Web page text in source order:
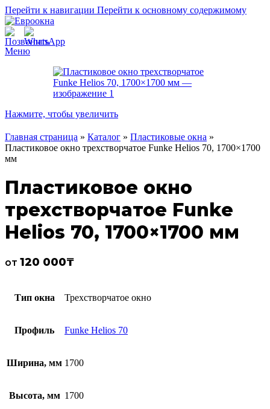
Перейти к навигации Перейти к основному содержимому
Меню
Нажмите, чтобы увеличить
Главная страница » Каталог » Пластиковые окна »
Пластиковое окно трехстворчатое Funke Helios 70, 1700×1700
мм
Пластиковое окно
трехстворчатое Funke
Helios 70, 1700×1700 мм
от 120 000₸
Тип окна Трехстворчатое окно
Профиль Funke Helios 70
Ширина, мм 1700
Высота, мм 1700